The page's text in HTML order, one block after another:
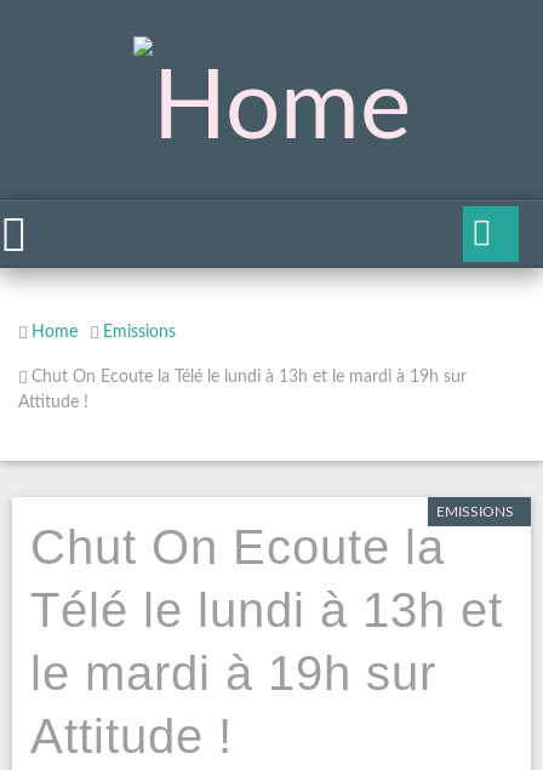
Home Emissions
Chut On Ecoute la Télé le lundi à 13h et le mardi à 19h sur
Attitude !
EMISSIONS
Chut On Ecoute la
Télé le lundi à 13h et
le mardi à 19h sur
Attitude !